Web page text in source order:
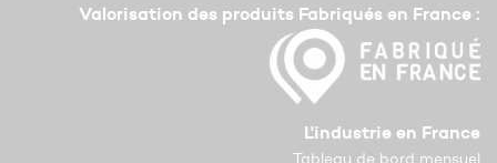
Valorisation des produits Fabriqués en France :
L'industrie en France
Tableau de bord mensuel